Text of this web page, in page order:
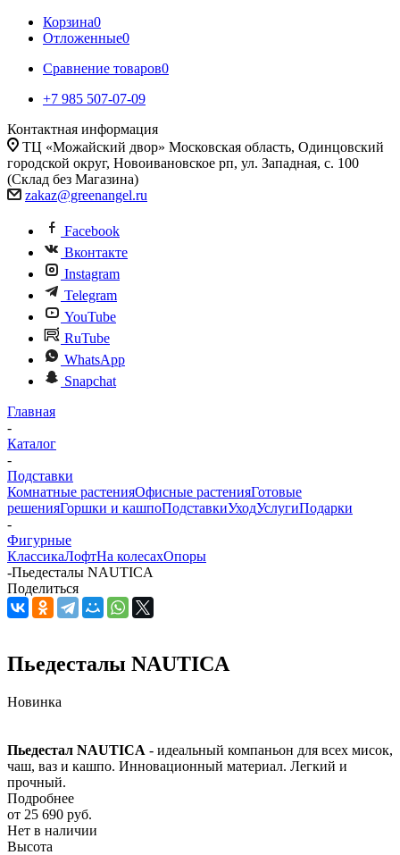
Корзина0
Отложенные0
Сравнение товаров0
+7 985 507-07-09
Контактная информация
ТЦ «Можайский двор» Московская область, Одинцовский
городской округ, Новоивановское рп, ул. Западная, с. 100
(Склад без Магазина)
zakaz@greenangel.ru
Facebook
Вконтакте
Instagram
Telegram
YouTube
RuTube
WhatsApp
Snapchat
Главная
-
Каталог
-
Подставки
Комнатные растенияОфисные растенияГотовые
решенияГоршки и кашпоПодставкиУходУслугиПодарки
-
Фигурные
КлассикаЛофтНа колесахОпоры
-Пьедесталы NAUTICA
Поделиться
Пьедесталы NAUTICA
Новинка
Пьедестал NAUTICA - идеальный компаньон для всех мисок,
чаш, ваз и кашпо. Инновационный материал. Легкий и
прочный.
Подробнее
от 25 690 руб.
Нет в наличии
Высота